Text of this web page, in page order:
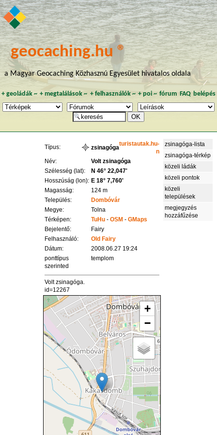
geocaching.hu ®
a Magyar Geocaching Közhasznú Egyesület hivatalos oldala
+ geoládák~ +megtalálások ~ + felhasználók~ + poi~ fórum FAQ belépés
Típus: zsinagóga
turistautak.hu-
n
Név:
Volt zsinagóga
Szélesség (lat):
N 46° 22,047'
Hosszúság (lon): E 18° 7,760'
Magasság:
124 m
Település:
Dombóvár
Megye:
Tolna
Térképen:
TuHu -OSM -GMaps
Bejelentő:
Fairy
Felhasználó:
Old Fairy
Dátum:
2008.06.27 19:24
ponttípus
szerinted
templom
Volt zsinagóga.
id=12267
+
−
zsinagóga-lista
zsinagóga-térkép
közeli ládák
közeli pontok
közeli
települések
megjegyzés
hozzáfűzése